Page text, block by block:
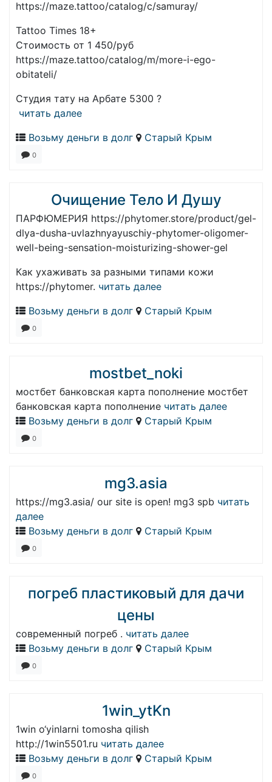
https://maze.tattoo/catalog/c/samuray/
Tattoo Times 18+
Стоимость от 1 450/руб
https://maze.tattoo/catalog/m/more-i-ego-
obitateli/
Студия тату на Арбате 5300 ?
читать далее
Возьму деньги в долг
Старый Крым
0
Очищение Тело И Душу
ПАРФЮМЕРИЯ https://phytomer.store/product/gel-
dlya-dusha-uvlazhnyayuschiy-phytomer-oligomer-
well-being-sensation-moisturizing-shower-gel
Как ухаживать за разными типами кожи
https://phytomer. читать далее
Возьму деньги в долг
Старый Крым
0
mostbet_noki
мостбет банковская карта пополнение мостбет
банковская карта пополнение читать далее
Возьму деньги в долг
Старый Крым
0
mg3.asia
https://mg3.asia/ our site is open! mg3 spb читать
далее
Возьму деньги в долг
Старый Крым
0
погреб пластиковый для дачи
цены
современный погреб . читать далее
Возьму деньги в долг
Старый Крым
0
1win_ytKn
1win o‘yinlarni tomosha qilish
http://1win5501.ru читать далее
Возьму деньги в долг
Старый Крым
0